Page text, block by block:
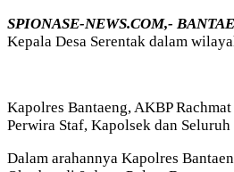
SPIONASE-NEWS.COM,-
Kepala Desa Serentak dalam
Kapolres Bantaeng, AKBP
Perwira Staf, Kapolsek dan Seluruh
Dalam arahannya Kapolres